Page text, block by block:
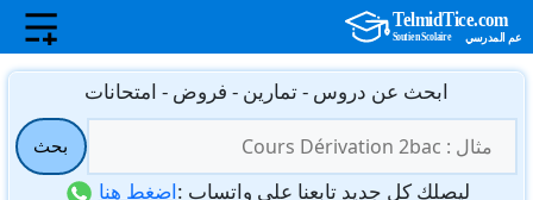
انتقل
المحتوى
ابحث عن دروس - تمارين - فروض - امتحانات
عن:
بحث
ليصلك كل جديد تابعنا على واتساب :اضغط هنا